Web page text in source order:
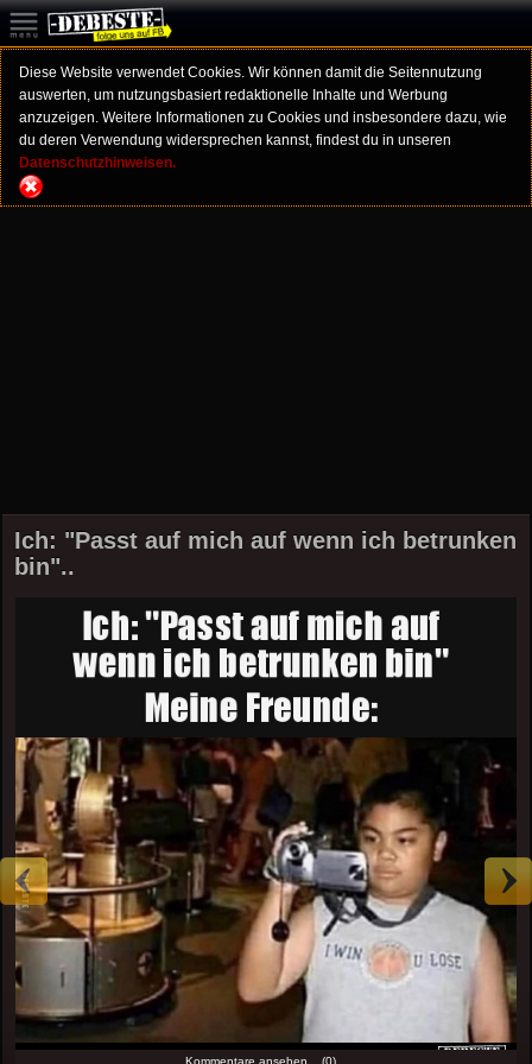
Diese Website verwendet Cookies. Wir können damit die Seitennutzung
auswerten, um nutzungsbasiert redaktionelle Inhalte und Werbung
anzuzeigen. Weitere Informationen zu Cookies und insbesondere dazu, wie
du deren Verwendung widersprechen kannst, findest du in unseren
Datenschutzhinweisen.
Ich: "Passt auf mich auf wenn ich betrunken
bin"..